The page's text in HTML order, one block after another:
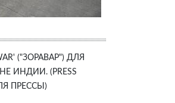
("ЗОРАВАР") ДЛЯ
ИНДИИ. (PRESS
ПРЕССЫ)